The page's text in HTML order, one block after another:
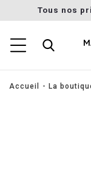
Tous nos
Accueil La